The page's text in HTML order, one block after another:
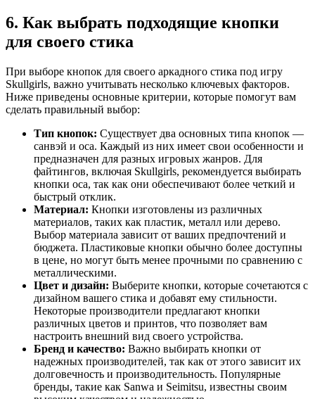
6. Как выбрать подходящие кнопки
для своего стика
При выборе кнопок для своего аркадного стика под игру
Skullgirls, важно учитывать несколько ключевых факторов.
Ниже приведены основные критерии, которые помогут вам
сделать правильный выбор:
Тип кнопок: Существует два основных типа кнопок —
санвэй и оса. Каждый из них имеет свои особенности и
предназначен для разных игровых жанров. Для
файтингов, включая Skullgirls, рекомендуется выбирать
кнопки оса, так как они обеспечивают более четкий и
быстрый отклик.
Материал: Кнопки изготовлены из различных
материалов, таких как пластик, металл или дерево.
Выбор материала зависит от ваших предпочтений и
бюджета. Пластиковые кнопки обычно более доступны
в цене, но могут быть менее прочными по сравнению с
металлическими.
Цвет и дизайн: Выберите кнопки, которые сочетаются с
дизайном вашего стика и добавят ему стильности.
Некоторые производители предлагают кнопки
различных цветов и принтов, что позволяет вам
настроить внешний вид своего устройства.
Бренд и качество: Важно выбирать кнопки от
надежных производителей, так как от этого зависит их
долговечность и производительность. Популярные
бренды, такие как Sanwa и Seimitsu, известны своим